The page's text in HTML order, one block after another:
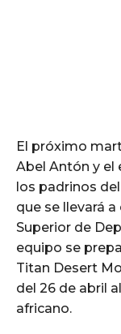
El próximo
Abel Antón y el
los padrinos
que se llevará
Superior de
equipo se
Titan Desert
del 26 de abril
africano.